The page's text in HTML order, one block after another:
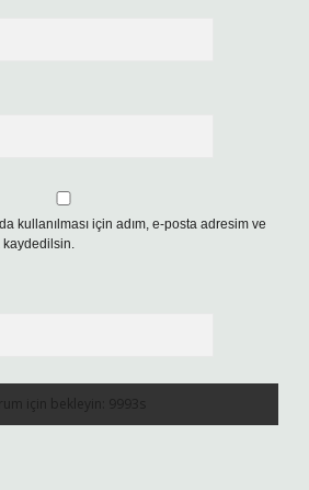
kullanılması için adım, e-posta adresim ve
kaydedilsin.